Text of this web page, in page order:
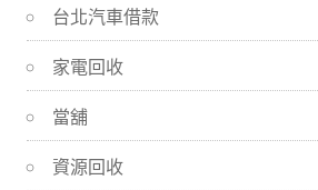
台北汽車借款
家電回收
當舖
資源回收